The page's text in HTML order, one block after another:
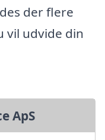
der flere
vil udvide din
ApS